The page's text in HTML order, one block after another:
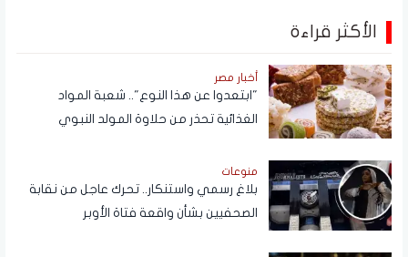
الأكثر قراءة
أخبار مصر
"ابتعدوا عن هذا النوع".. شعبة المواد
الغذائية تحذر من حلاوة المولد النبوي
منوعات
بلاغ رسمي واستنكار.. تحرك عاجل من نقابة
الصحفيين بشأن واقعة فتاة الأوبر